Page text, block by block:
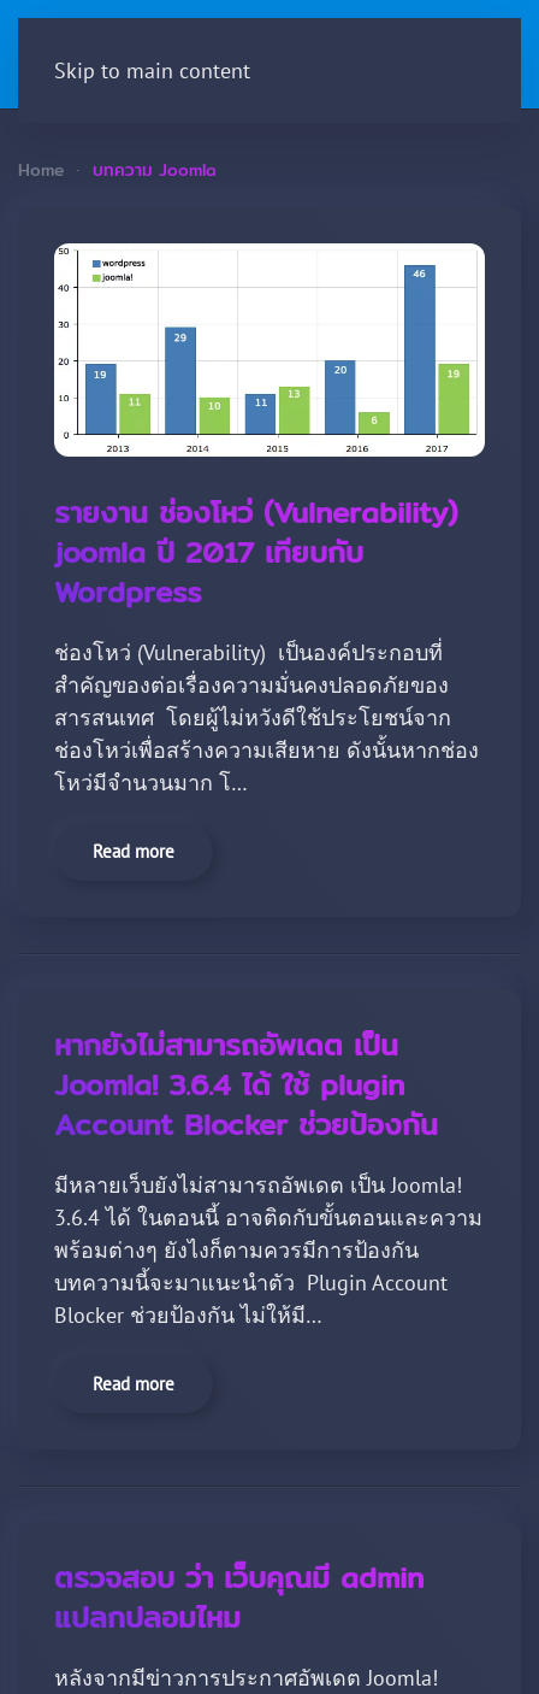
Skip to main content
Menu
Home บทความ Joomla
รายงาน ช่องโหว่ (Vulnerability)
joomla ปี 2017 เทียบกับ
Wordpress
ช่องโหว่ (Vulnerability) เป็นองค์ประกอบที่
สำคัญของต่อเรื่องความมั่นคงปลอดภัยของ
สารสนเทศ โดยผู้ไม่หวังดีใช้ประโยชน์จาก
ช่องโหว่เพื่อสร้างความเสียหาย ดังนั้นหากช่อง
โหว่มีจำนวนมาก โ…
Read more
หากยังไม่สามารถอัพเดต เป็น
Joomla! 3.6.4 ได้ ใช้ plugin
Account Blocker ช่วยป้องกัน
มีหลายเว็บยังไม่สามารถอัพเดต เป็น Joomla!
3.6.4 ได้ ในตอนนี้ อาจติดกับขั้นตอนและความ
พร้อมต่างๆ ยังไงก็ตามควรมีการป้องกัน
บทความนี้จะมาแนะนำตัว Plugin Account
Blocker ช่วยป้องกัน ไม่ให้มี…
Read more
ตรวจสอบ ว่า เว็บคุณมี admin
แปลกปลอมไหม
หลังจากมีข่าวการประกาศอัพเดต Joomla!